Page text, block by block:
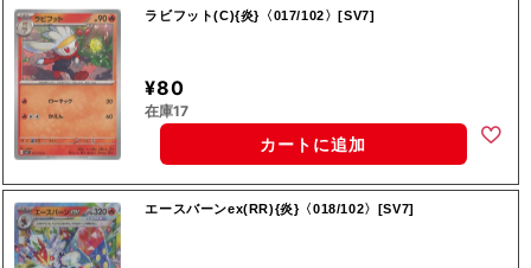
ラビフット(C){炎}〈017/102〉[SV7]
¥80
在庫17
カートに追加
エースバーンex(RR){炎}〈018/102〉[SV7]